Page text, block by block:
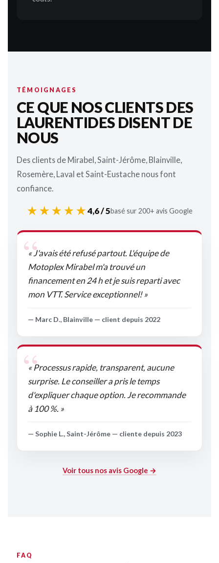
TÉMOIGNAGES
CE QUE NOS CLIENTS DES
LAURENTIDES DISENT DE
NOUS
Des clients de Mirabel, Saint-Jérôme, Blainville,
Rosemère, Laval et Saint-Eustache nous font
confiance.
★★★★★4,6 / 5basé sur 200+ avis Google
« J'avais été refusé partout. L'équipe de
Motoplex Mirabel m'a trouvé un
financement en 24 h et je suis reparti avec
mon VTT. Service exceptionnel! »
— Marc D., Blainville — client depuis 2022
« Processus rapide, transparent, aucune
surprise. Le conseiller a pris le temps
d'expliquer chaque option. Je recommande
à 100 %. »
— Sophie L., Saint-Jérôme — cliente depuis 2023
Voir tous nos avis Google →
FAQ